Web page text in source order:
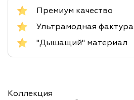
Премиум качество
Ультрамодная фактура
"Дышащий" материал
Коллекция